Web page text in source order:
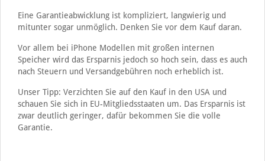
Eine Garantieabwicklung ist kompliziert, langwierig und
mitunter sogar unmöglich. Denken Sie vor dem Kauf daran.
Vor allem bei iPhone Modellen mit großen internen
Speicher wird das Ersparnis jedoch so hoch sein, dass es auch
nach Steuern und Versandgebühren noch erheblich ist.
Unser Tipp: Verzichten Sie auf den Kauf in den USA und
schauen Sie sich in EU-Mitgliedsstaaten um. Das Ersparnis ist
zwar deutlich geringer, dafür bekommen Sie die volle
Garantie.